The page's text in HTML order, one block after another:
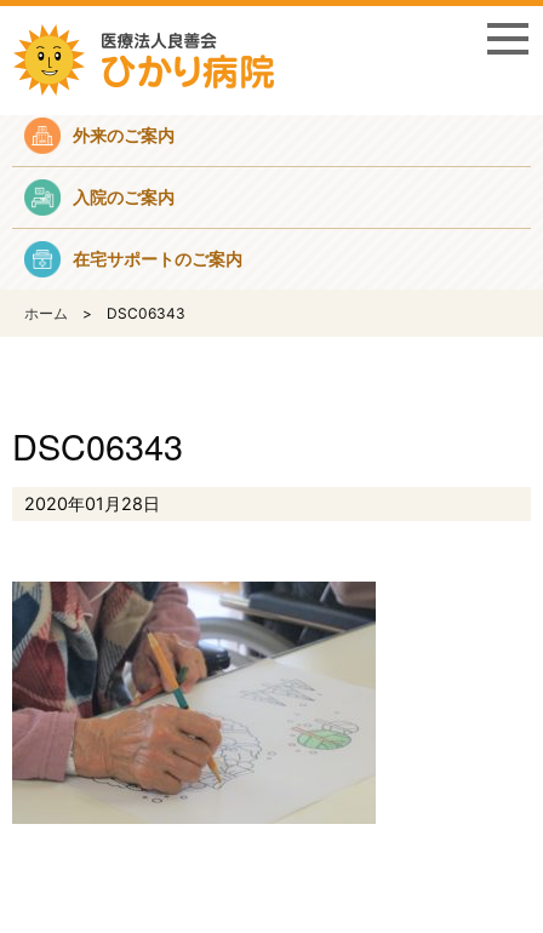
採用情報
外来のご案内
入院のご案内
在宅サポートのご案内
ホーム DSC06343
DSC06343
2020年01月28日